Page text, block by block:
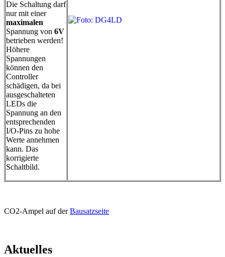
Die Schaltung darf
nur mit einer
maximalen
Spannung von 6V
betrieben werden!
Höhere
Spannungen
können den
Controller
schädigen, da bei
ausgeschalteten
LEDs die
Spannung an den
entsprechenden
I/O-Pins zu hohe
Werte annehmen
kann. Das
korrigierte
Schaltbild.
CO2-Ampel auf derBausatzseite
Aktuelles